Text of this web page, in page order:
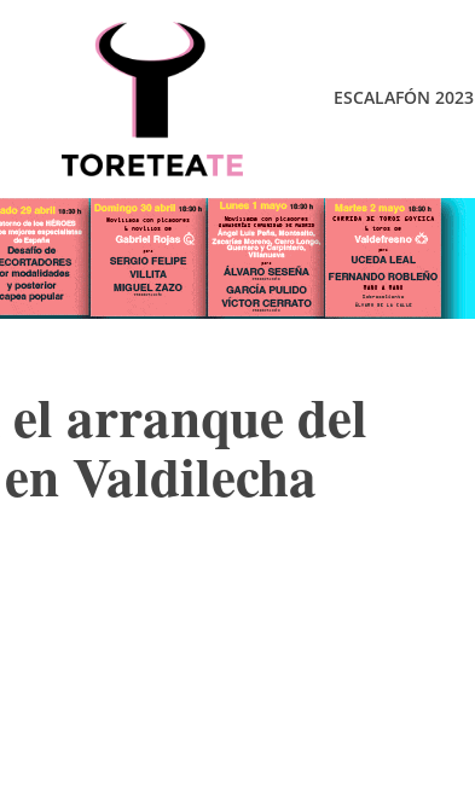
ESCALAFÓN 2023
arranque del
Valdilecha